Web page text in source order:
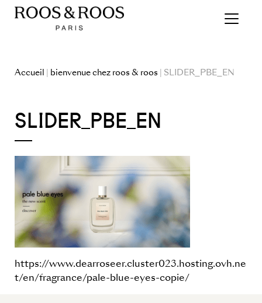
Accueil | bienvenue chez roos & roos | SLIDER_PBE_EN
SLIDER_PBE_EN
https://www.dearroseer.cluster023.hosting.ovh.ne
t/en/fragrance/pale-blue-eyes-copie/